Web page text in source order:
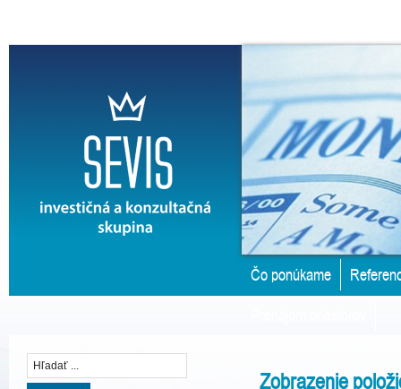
Čo ponúkame
Zobrazenie